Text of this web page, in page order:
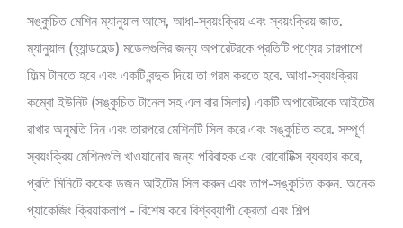
সঙ্কুচিত মেশিন ম্যানুয়াল আসে, আধা-স্বয়ংক্রিয় এবং স্বয়ংক্রিয় জাত.
ম্যানুয়াল (হ্যান্ডহেল্ড) মডেলগুলির জন্য অপারেটরকে প্রতিটি পণ্যের চারপাশে
ফিল্ম টানতে হবে এবং একটি বন্দুক দিয়ে তা গরম করতে হবে. আধা-স্বয়ংক্রিয়
কম্বো ইউনিট (সঙ্কুচিত টানেল সহ এল বার সিলার) একটি অপারেটরকে আইটেম
রাখার অনুমতি দিন এবং তারপরে মেশিনটি সিল করে এবং সঙ্কুচিত করে. সম্পূর্ণ
স্বয়ংক্রিয় মেশিনগুলি খাওয়ানোর জন্য পরিবাহক এবং রোবোটিক্স ব্যবহার করে,
প্রতি মিনিটে কয়েক ডজন আইটেম সিল করুন এবং তাপ-সঙ্কুচিত করুন. অনেক
প্যাকেজিং ক্রিয়াকলাপ - বিশেষ করে বিশ্বব্যাপী ক্রেতা এবং শিল্প